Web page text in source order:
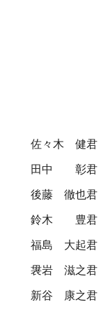
佐々木 健君
田中 彰君
後藤 徹也君
鈴木 豊君
福島 大起君
袰岩 滋之君
新谷 康之君